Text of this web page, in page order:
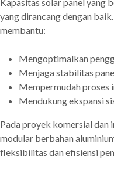
yang dirancang dengan
membantu:
Mengoptimalkan
Menjaga stabilitas
Mempermudah proses
Mendukung ekspansi
Pada proyek komersial dan
modular berbahan
fleksibilitas dan efisiensi